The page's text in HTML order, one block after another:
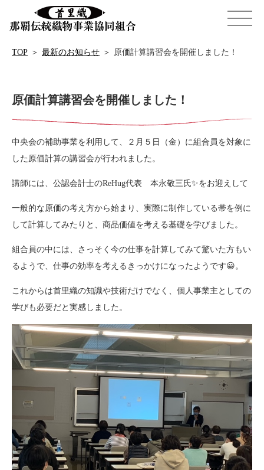
TOP ＞ 最新のお知らせ ＞ 原価計算講習会を開催しました！
原価計算講習会を開催しました！
中央会の補助事業を利用して、２月５日（金）に組合員を対象に
した原価計算の講習会が行われました。
講師には、公認会計士のReHug代表 本永敬三氏✨をお迎えして
一般的な原価の考え方から始まり、実際に制作している帯を例に
して計算してみたりと、商品価値を考える基礎を学びました。
組合員の中には、さっそく今の仕事を計算してみて驚いた方もい
るようで、仕事の効率を考えるきっかけになったようです😀。
これからは首里織の知識や技術だけでなく、個人事業主としての
学びも必要だと実感しました。